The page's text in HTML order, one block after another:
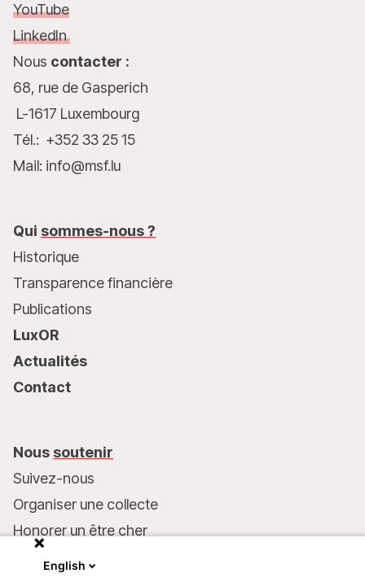
YouTube
LinkedIn
Nous contacter :
68, rue de Gasperich
L-1617 Luxembourg
Tél.: +352 33 25 15
Mail: info@msf.lu
Qui sommes-nous ?
Historique
Transparence financière
Publications
LuxOR
Actualités
Contact
Nous soutenir
Suivez-nous
Organiser une collecte
Honorer un être cher
English